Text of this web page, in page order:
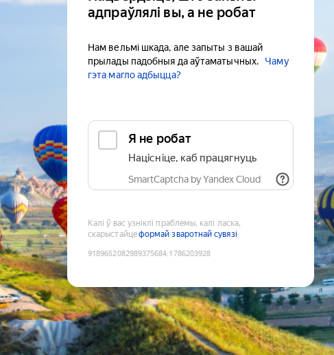
адпраўлялі вы, а не робат
Нам вельмі шкада, але запыты з вашай
прылады падобныя да аўтаматычных.
Чаму
гэта магло адбыцца?
Я не робат
Націсніце, каб працягнуць
SmartCaptcha by Yandex Cloud
Калі ў вас узніклі праблемы, калі ласка,
скарыстайцеформай зваротнай сувязі
9189652082989375684:1786203928